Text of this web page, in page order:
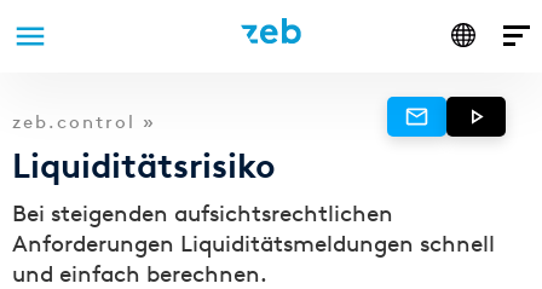
Inhalt
Anmelden
zeb.control »
Liquiditätsrisiko
Bei steigenden aufsichtsrechtlichen
Anforderungen Liquiditätsmeldungen schnell
und einfach berechnen.